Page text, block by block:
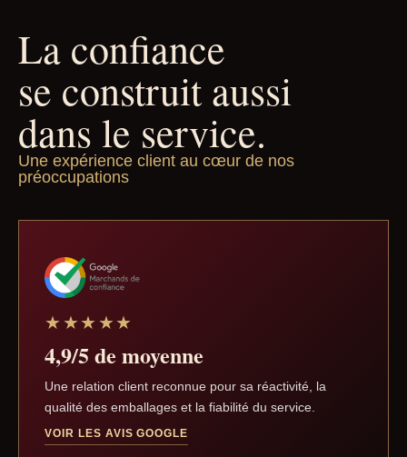
La confiance
se construit aussi
dans le service.
Une expérience client au cœur de nos
préoccupations
★★★★★
4,9/5 de moyenne
Une relation client reconnue pour sa réactivité, la
qualité des emballages et la fiabilité du service.
VOIR LES AVIS GOOGLE